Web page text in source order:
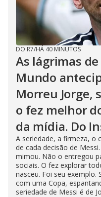
DO R7/HÁ 40 MINUTOS
As lágrimas
Mundo
Morreu Jorge,
o fez melhor
da mídia. Do
A seriedade, a firmeza, o
de cada decisão de
mimou. Não o entregou
sociais. O fez explorar
nasceu. Foi seu exemplo.
com uma Copa,
seriedade de Messi é de